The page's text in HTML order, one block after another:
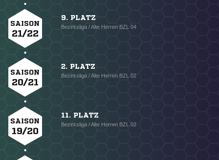
SAISON
21/22
9. PLATZ
Bezirksliga / Alte Herren BZL 04
SAISON
20/21
2. PLATZ
Bezirksliga / Alte Herren BZL 02
SAISON
19/20
11. PLATZ
Bezirksliga / Alte Herren BZL 02